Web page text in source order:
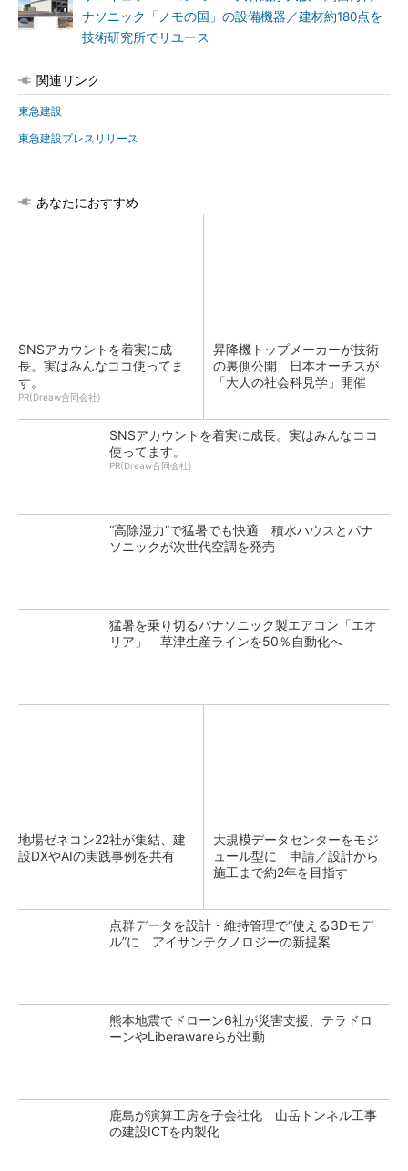
ナソニック「ノモの国」の設備機器／建材約180点を
技術研究所でリユース
関連リンク
東急建設
東急建設プレスリリース
あなたにおすすめ
SNSアカウントを着実に成
長。実はみんなココ使ってま
す。
PR(Dreaw合同会社)
昇降機トップメーカーが技術
の裏側公開 日本オーチスが
「大人の社会科見学」開催
SNSアカウントを着実に成長。実はみんなココ
使ってます。
PR(Dreaw合同会社)
“高除湿力”で猛暑でも快適 積水ハウスとパナ
ソニックが次世代空調を発売
猛暑を乗り切るパナソニック製エアコン「エオ
リア」 草津生産ラインを50％自動化へ
地場ゼネコン22社が集結、建
設DXやAIの実践事例を共有
大規模データセンターをモジ
ュール型に 申請／設計から
施工まで約2年を目指す
点群データを設計・維持管理で“使える3Dモデ
ル”に アイサンテクノロジーの新提案
熊本地震でドローン6社が災害支援、テラドロ
ーンやLiberawareらが出動
鹿島が演算工房を子会社化 山岳トンネル工事
の建設ICTを内製化